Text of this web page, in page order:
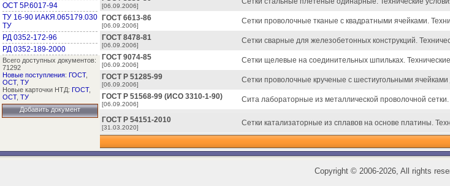
ОСТ 5Р.6017-94
ТУ 16-90 ИАКЯ.065179.030
ТУ
РД 0352-172-96
РД 0352-189-2000
Всего доступных документов:
71292
Новые поступления: ГОСТ,
ОСТ, ТУ
Новые карточки НТД: ГОСТ,
ОСТ, ТУ
Добавить документ
[06.09.2006]
ГОСТ 6613-86
[06.09.2006]
Сетки проволочные тканые с квадратными ячейками.
ГОСТ 8478-81
[06.09.2006]
Сетки сварные для железобетонных конструкций.
ГОСТ 9074-85
[06.09.2006]
Сетки щелевые на соединительных шпильках.
ГОСТ Р 51285-99
[06.09.2006]
Сетки проволочные крученые с шестиугольными ячейками
ГОСТ Р 51568-99 (ИСО 3310-1-90)
[06.09.2006]
Сита лабораторные из металлической проволочной сетки.
ГОСТ Р 54151-2010
[31.03.2020]
Сетки катализаторные из сплавов на основе платины.
Copyright ©2006-2026, All rights